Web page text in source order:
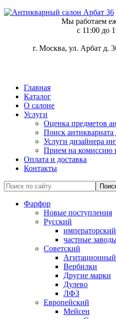
Мы работаем
c 11:00 до
г. Москва, ул. Арбат д.
Главная
Каталог
О салоне
Услуги
Оценка предметов
Поиск антиквариата
Услуги дизайнера
Прием на комиссию
Оплата и доставка
Контакты
Фарфор
Новые поступления
Русский
императорский
частные
Советский
Агитационный
Вербилки
Другие марки
Дулево
ЛФЗ
Европейский
Мейсен